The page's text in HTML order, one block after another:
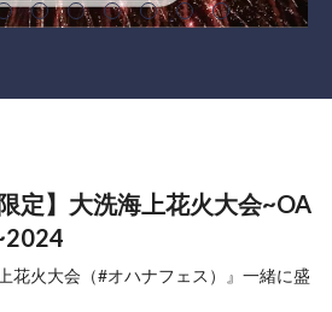
定】大洗海上花火大会~OA
花火大会（#オハナフェス）』一緒に盛